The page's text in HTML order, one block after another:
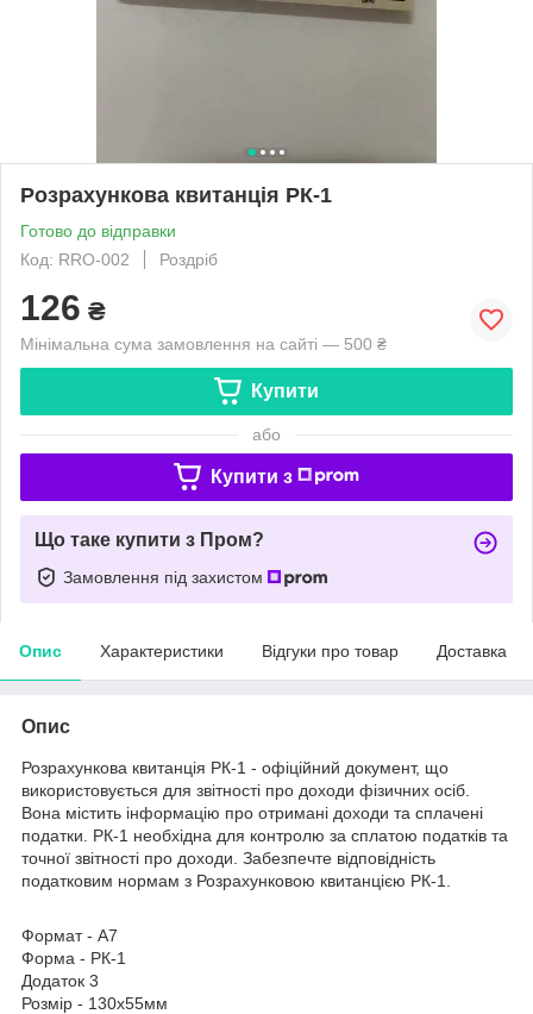
Розрахункова квитанція РК-1
Готово до відправки
Код: RRO-002
Роздріб
126 ₴
Мінімальна сума замовлення на сайті — 500 ₴
Купити
або
Купити з
Що таке купити з Пром?
Замовлення під захистом
Опис Характеристики Відгуки про товар Доставка
Опис
Розрахункова квитанція РК-1 - офіційний документ, що
використовується для звітності про доходи фізичних осіб.
Вона містить інформацію про отримані доходи та сплачені
податки. РК-1 необхідна для контролю за сплатою податків та
точної звітності про доходи. Забезпечте відповідність
податковим нормам з Розрахунковою квитанцією РК-1.
Формат - А7
Форма - РК-1
Додаток 3
Розмір - 130х55мм